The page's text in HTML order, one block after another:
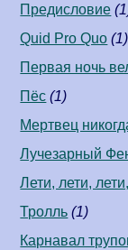
Предисловие
Quid Pro Quo (1)
Первая ночь
Пёс (1)
Мертвец
Лучезарный
Лети, лети,
Тролль (1)
Карнавал